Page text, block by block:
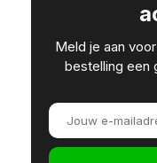
Meld je aan
bestelling een